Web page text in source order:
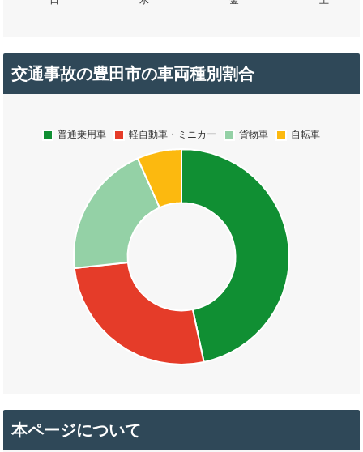
交通事故の豊田市の車両種別割合
本ページについて